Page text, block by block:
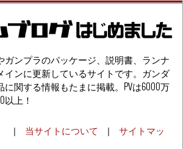
ガンプラのパッケージ、説明書、ランナ
インに更新しているサイトです。ガンダ
に関する情報もたまに掲載。PVは6000万
以上！
| 当サイトについて | サイトマッ